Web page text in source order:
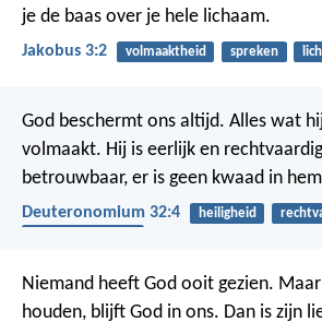
je de baas over je hele lichaam.
Jakobus 3:2 volmaaktheid spreken
God beschermt ons altijd. Alles wat
volmaakt. Hij is eerlijk en
betrouwbaar, er is geen kwaad in
Deuteronomium 32:4 heiligheid
Niemand heeft God ooit gezien.
houden, blijft God in ons. Dan is zijn